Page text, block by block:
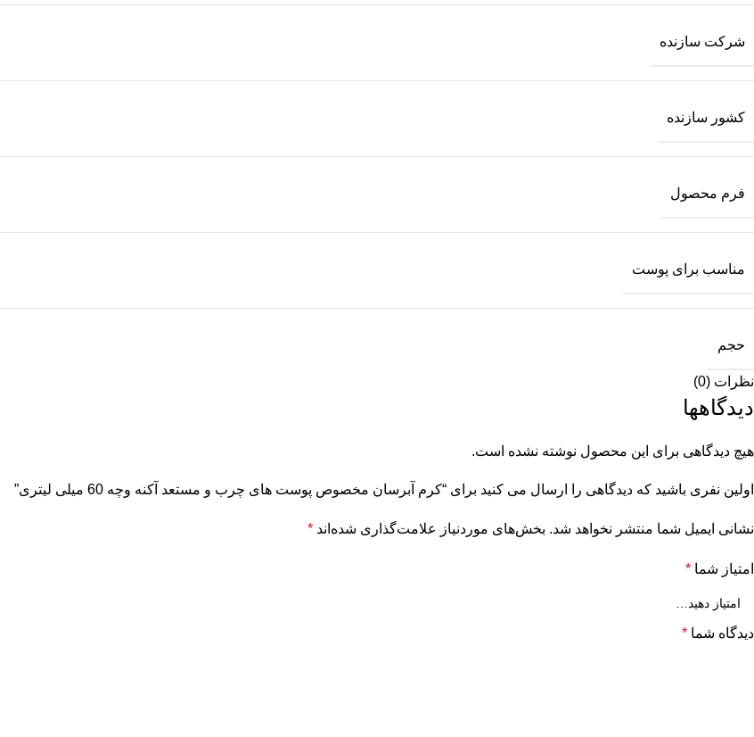
شرکت سازنده
کشور سازنده
فرم محصول
مناسب برای پوست
حجم
نظرات (0)
دیدگاهها
هیچ دیدگاهی برای این محصول نوشته نشده است.
اولین نفری باشید که دیدگاهی را ارسال می کنید برای “کرم آبرسان مخصوص پوست‌ های چرب و مستعد آکنه وچه 60 میلی لیتری”
نشانی ایمیل شما منتشر نخواهد شد. بخش‌های موردنیاز علامت‌گذاری شده‌اند *
امتیاز شما *
دیدگاه شما *